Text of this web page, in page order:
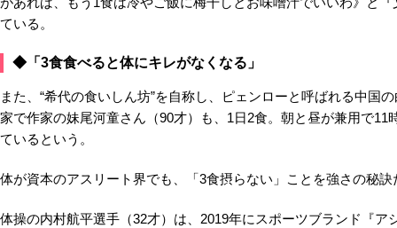
ている。
◆「3食食べると体にキレがなくなる」
また、“希代の食いしん坊”を自称し、ピェンローと呼ばれる中国
家で作家の妹尾河童さん（90才）も、1日2食。朝と昼が兼用で11
ているという。
体が資本のアスリート界でも、「3食摂らない」ことを強さの秘
体操の内村航平選手（32才）は、2019年にスポーツブランド『ア